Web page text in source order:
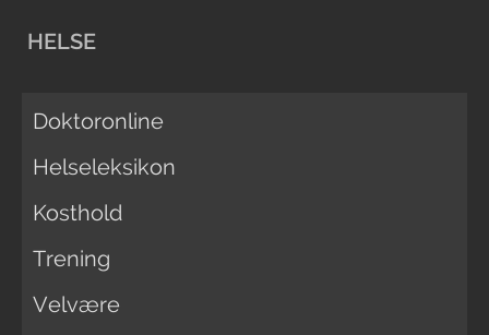
HELSE
Doktoronline
Helseleksikon
Kosthold
Trening
Velvære